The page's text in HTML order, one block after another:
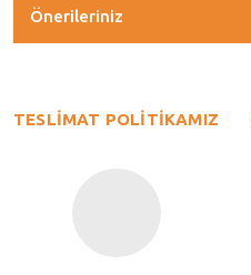
Önerileriniz
TESLİMAT POLİTİKAMIZ